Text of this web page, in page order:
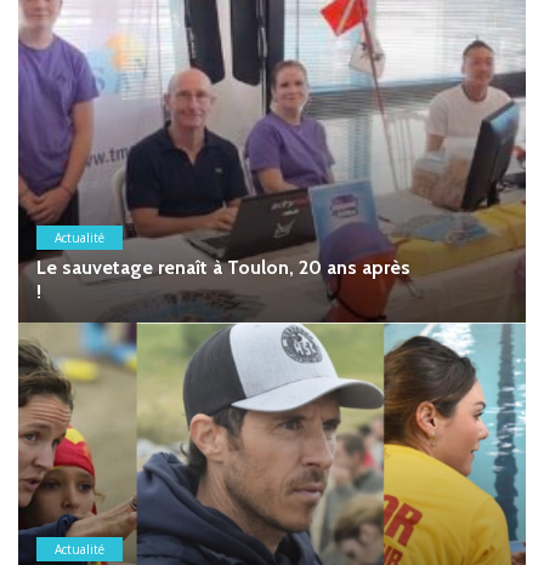
Actualité
Le sauvetage renaît à Toulon, 20 ans après
!
Actualité